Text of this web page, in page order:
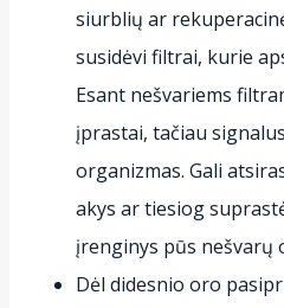
siurblių ar
susidėvi filtrai, kurie
Esant nešvariems
įprastai, tačiau
organizmas. Gali
akys ar tiesiog
įrenginys pūs nešvarų
Dėl didesnio oro